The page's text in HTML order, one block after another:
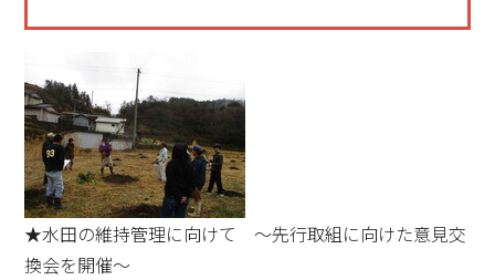
★水田の維持管理に向けて ～先行取組に向けた意見交
換会を開催～